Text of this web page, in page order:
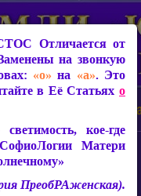
Защита от
Отличается от
на звонкую
«о» на «а». Это
в Её Статьях о
кое-где
Матери
ПреобРАженская).